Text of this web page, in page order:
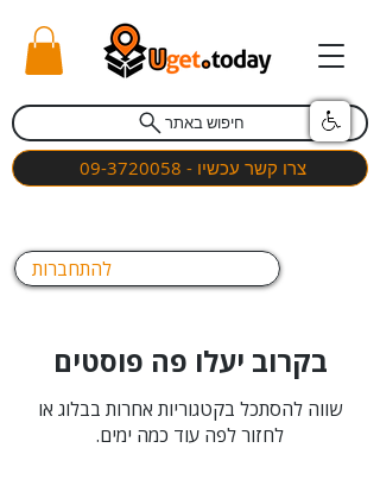
חיפוש באתר
צרו קשר עכשיו - 09-3720058
להתחברות
בקרוב יעלו פה פוסטים
שווה להסתכל בקטגוריות אחרות בבלוג או
לחזור לפה עוד כמה ימים.